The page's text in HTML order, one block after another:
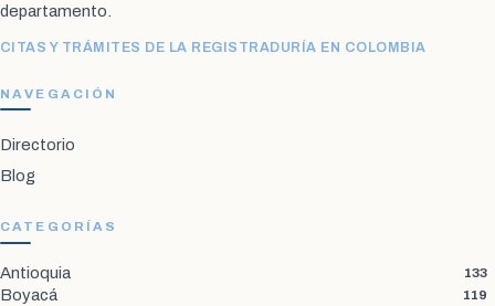
departamento.
CITAS Y TRÁMITES DE LA REGISTRADURÍA EN COLOMBIA
NAVEGACIÓN
Directorio
Blog
CATEGORÍAS
Antioquia 133
Boyacá 119